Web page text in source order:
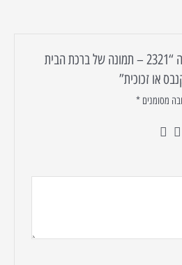
היה הראשון לכתוב סקירה “2321 – תמונה של ברכת הבית
או זכוכית”
מסומנים*